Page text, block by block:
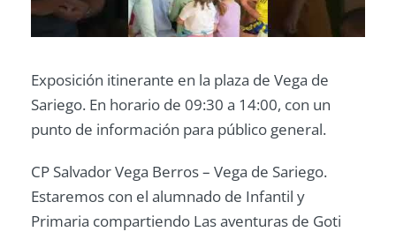
Exposición itinerante en la plaza de Vega de
Sariego. En horario de 09:30 a 14:00, con un
punto de información para público general.
CP Salvador Vega Berros – Vega de Sariego.
Estaremos con el alumnado de Infantil y
Primaria compartiendo Las aventuras de Goti